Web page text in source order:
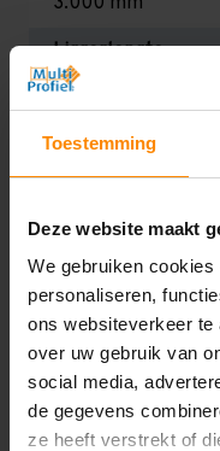
Toestemming
Deze website maakt
We gebruiken
personaliseren,
ons websiteverkeer te
over uw gebruik van
social media,
de gegevens
ze heeft verstrekt of
Liggerlengte:
1.000 mm
Aantal niveaus:
6
Draagkracht:
Zwaar (200 kg per
Wij